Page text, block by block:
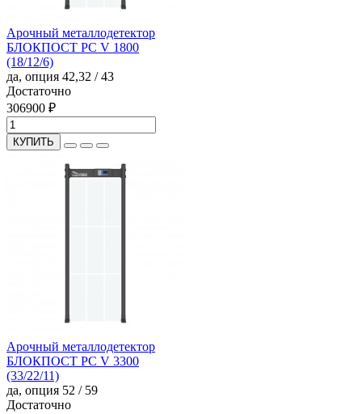
Арочный металлодетектор
БЛОКПОСТ PC V 1800
(18/12/6)
да, опция 42,32 / 43
Достаточно
306900 ₽
КУПИТЬ
Арочный металлодетектор
БЛОКПОСТ PC V 3300
(33/22/11)
да, опция 52 / 59
Достаточно